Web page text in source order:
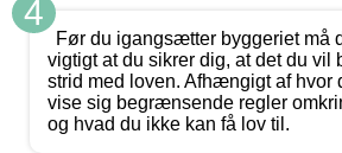
4
Før du igangsætter byggeriet må
vigtigt at du sikrer dig, at det du vil
strid med loven. Afhængigt af hvor
vise sig begrænsende regler
og hvad du ikke kan få lov til.